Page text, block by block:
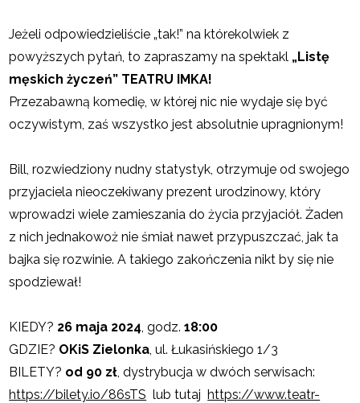
Jeżeli odpowiedzieliście „tak!” na którekolwiek z
powyższych pytań, to zapraszamy na spektakl „Listę
męskich życzeń” TEATRU IMKA!
Przezabawną komedię, w której nic nie wydaje się być
oczywistym, zaś wszystko jest absolutnie upragnionym!
Bill, rozwiedziony nudny statystyk, otrzymuje od swojego
przyjaciela nieoczekiwany prezent urodzinowy, który
wprowadzi wiele zamieszania do życia przyjaciół. Żaden
z nich jednakowoż nie śmiał nawet przypuszczać, jak ta
bajka się rozwinie. A takiego zakończenia nikt by się nie
spodziewał!
KIEDY? 26 maja 2024, godz.18:00
GDZIE? OKiS Zielonka, ul. Łukasińskiego 1/3
BILETY? od 90 zł, dystrybucja w dwóch serwisach:
https://bilety.io/86sTS lub tutajhttps://www.teatr-